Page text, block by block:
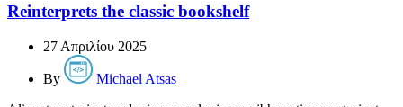
Reinterprets the classic bookshelf
27 Απριλίου 2025
By
Michael Atsas